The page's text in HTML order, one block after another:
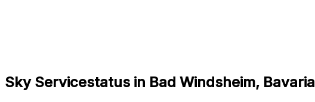
Sky Servicestatus in Bad Windsheim, Bavaria